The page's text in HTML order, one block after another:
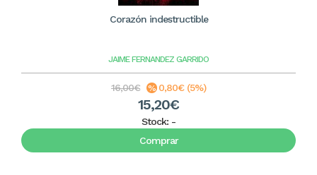
Corazón indestructible
JAIME FERNANDEZ GARRIDO
16,00€ 0,80€ (5%)
15,20€
Stock: -
Comprar